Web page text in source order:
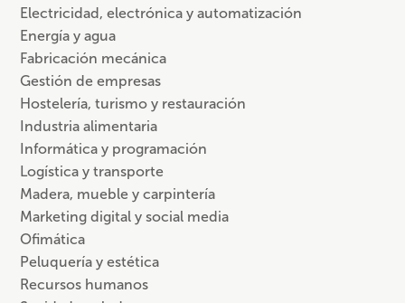
Electricidad, electrónica y automatización
Energía y agua
Fabricación mecánica
Gestión de empresas
Hostelería, turismo y restauración
Industria alimentaria
Informática y programación
Logística y transporte
Madera, mueble y carpintería
Marketing digital y social media
Ofimática
Peluquería y estética
Recursos humanos